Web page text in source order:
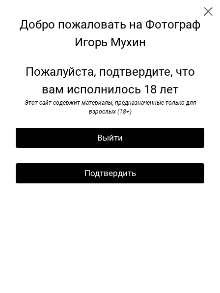
Добро пожаловать на Фотограф
Игорь Мухин
Пожалуйста, подтвердите, что
вам исполнилось 18 лет
Этот сайт содержит материалы, предназначенные только для
взрослых (18+)
Выйти
Подтвердить
Weekend